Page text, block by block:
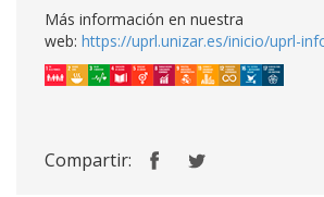
Más información en nuestra
web: https://uprl.unizar.es/inicio/uprl-
Compartir: